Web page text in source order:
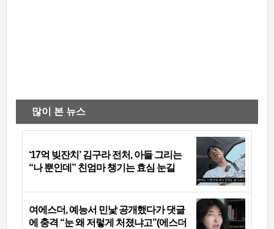
많이 본 뉴스
‘17억 빚잔치’ 김구라 전처, 아들 그리는
“나 뿐인데” 친엄마 챙기는 효심 눈길
여에스더, 예능서 민낯 공개했다가 댓글
에 충격 “눈 왜 저렇게 처졌냐고”(에스더